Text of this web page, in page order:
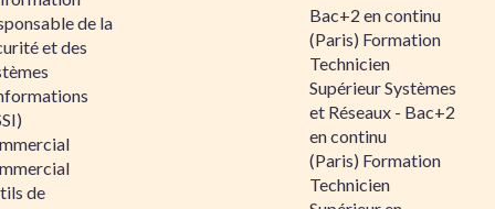
de la
et des
de
Bac+2 en continu
(Paris) Formation
Technicien
Supérieur Systèmes
et Réseaux - Bac+2
en continu
(Paris) Formation
Technicien